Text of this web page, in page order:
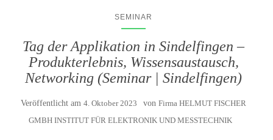
SEMINAR
Tag der Applikation in Sindelfingen –
Produkterlebnis, Wissensaustausch,
Networking (Seminar | Sindelfingen)
Veröffentlicht am 4. Oktober 2023 von Firma HELMUT FISCHER
GMBH INSTITUT FÜR ELEKTRONIK UND MESSTECHNIK